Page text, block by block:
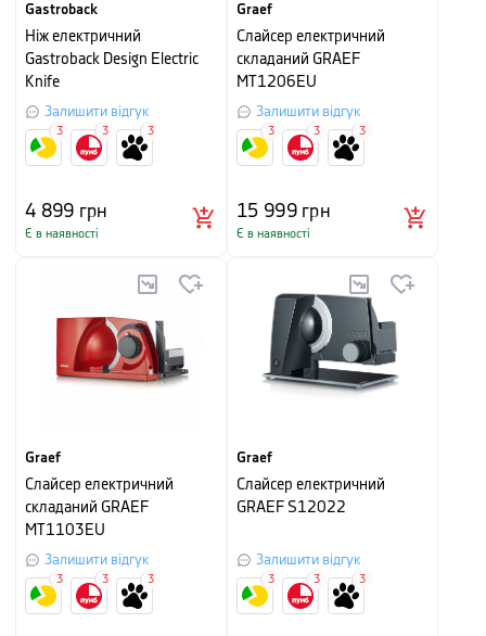
Gastroback
Ніж електричний
Gastroback Design Electric
Knife
Залишити відгук
4 899 грн
Є в наявності
3 3 3
Graef
Слайсер електричний
складаний GRAEF
MT1206EU
Залишити відгук
15 999грн
Є в наявності
3 3 3
Graef
Слайсер електричний
складаний GRAEF
MT1103EU
Залишити відгук
3 3 3
Graef
Слайсер електричний
GRAEF S12022
Залишити відгук
3 3 3